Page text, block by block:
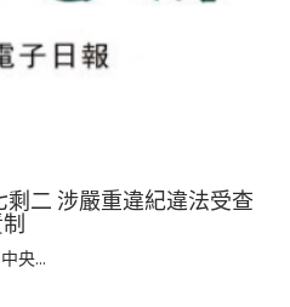
二 涉嚴重違紀違法受查
央...